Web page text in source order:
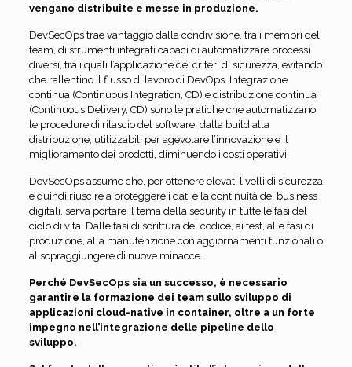
vengano distribuite e messe in produzione.
DevSecOps trae vantaggio dalla condivisione, tra i membri del
team, di strumenti integrati capaci di automatizzare processi
diversi, tra i quali l’applicazione dei criteri di sicurezza, evitando
che rallentino il flusso di lavoro di DevOps. Integrazione
continua (Continuous Integration, CD) e distribuzione continua
(Continuous Delivery, CD) sono le pratiche che automatizzano
le procedure di rilascio del software, dalla build alla
distribuzione, utilizzabili per agevolare l’innovazione e il
miglioramento dei prodotti, diminuendo i costi operativi.
DevSecOps assume che, per ottenere elevati livelli di sicurezza
e quindi riuscire a proteggere i dati e la continuità dei business
digitali, serva portare il tema della security in tutte le fasi del
ciclo di vita. Dalle fasi di scrittura del codice, ai test, alle fasi di
produzione, alla manutenzione con aggiornamenti funzionali o
al sopraggiungere di nuove minacce.
Perché DevSecOps sia un successo, è necessario
garantire la formazione dei team sullo sviluppo di
applicazioni cloud-native in container, oltre a un forte
impegno nell’integrazione delle pipeline dello
sviluppo.